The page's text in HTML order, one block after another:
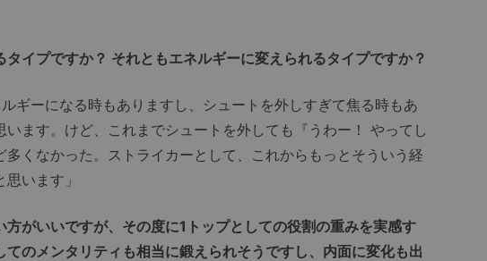
イプですか？ それともエネルギーに変えられるタイプですか？
ーになる時もありますし、シュートを外しすぎて焦る時もあ
ます。けど、これまでシュートを外しても『うわー！ やってし
多くなかった。ストライカーとして、これからもっとそういう経
います」
がいいですが、その度に1トップとしての役割の重みを実感す
のメンタリティも相当に鍛えられそうですし、内面に変化も出